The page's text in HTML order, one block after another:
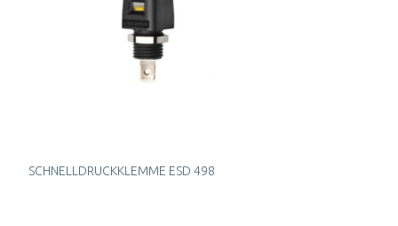
SCHNELLDRUCKKLEMME ESD 498